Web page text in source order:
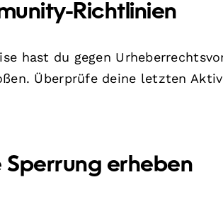
Richtlinien
hast du gegen
Überprüfe deine letzten
Sperrung erheben